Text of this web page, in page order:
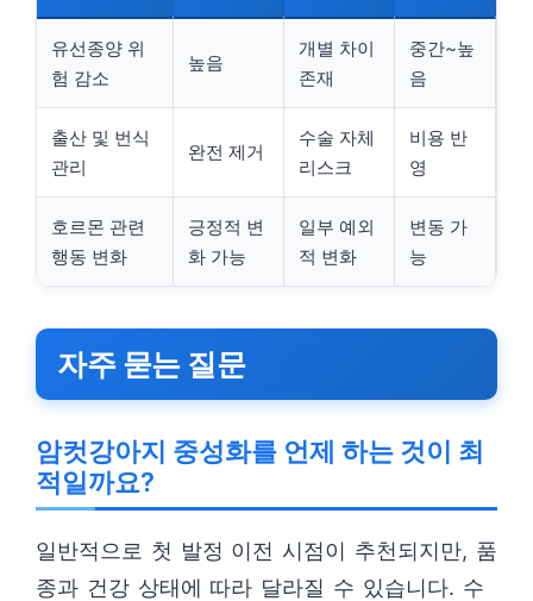
유선종양 위
험 감소
높음
개별 차이
존재
중간~높
음
출산 및 번식
관리
완전 제거
수술 자체
리스크
비용 반
영
호르몬 관련
행동 변화
긍정적 변
화 가능
일부 예외
적 변화
변동 가
능
자주 묻는 질문
암컷강아지 중성화를 언제 하는 것이 최
적일까요?
일반적으로 첫 발정 이전 시점이 추천되지만, 품
종과 건강 상태에 따라 달라질 수 있습니다. 수